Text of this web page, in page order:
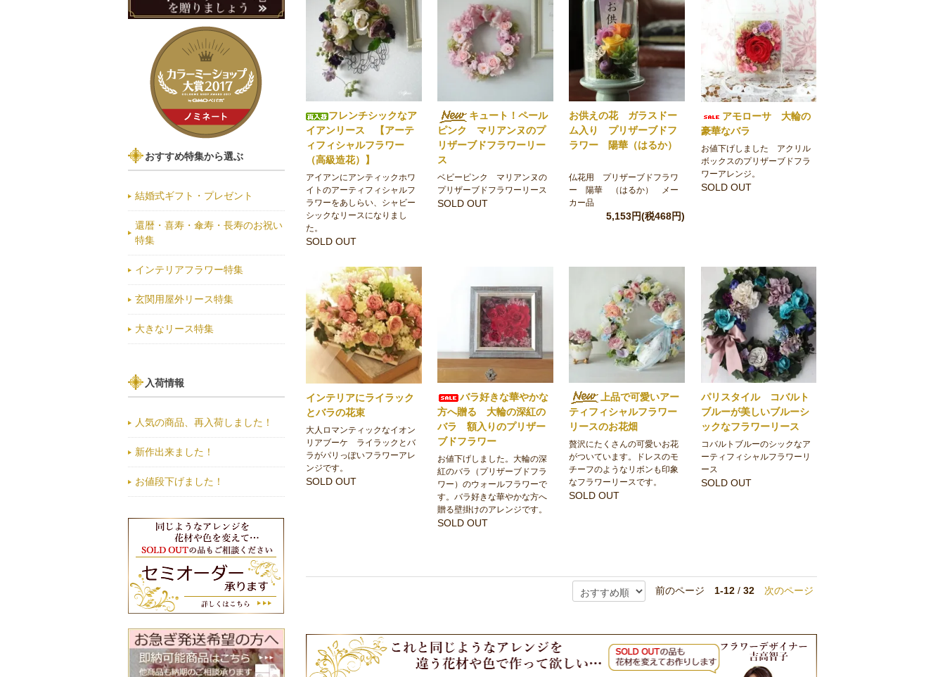
フレンチシックなア
イアンリース 【アーテ
ィフィシャルフラワー
（高級造花）】
アイアンにアンティックホワ
イトのアーティフィシャルフ
ラワーをあしらい、シャビー
シックなリースになりまし
た。
SOLD OUT
キュート！ペール
ピンク マリアンヌのプ
リザーブドフラワーリー
ス
ベビーピンク マリアンヌの
プリザーブドフラワーリース
SOLD OUT
お供えの花 ガラスドー
ム入り プリザーブドフ
ラワー 陽華（はるか）
仏花用 プリザーブドフラワ
ー 陽華 （はるか） メー
カー品
5,153円(税468円)
アモローサ 大輪の
豪華なバラ
お値下げしました アクリル
ボックスのプリザーブドフラ
ワーアレンジ。
SOLD OUT
インテリアにライラック
とバラの花束
大人ロマンティックなイオン
リアブーケ ライラックとバ
ラがパリっぽいフラワーアレ
ンジです。
SOLD OUT
バラ好きな華やかな
方へ贈る 大輪の深紅の
バラ 額入りのプリザー
ブドフラワー
お値下げしました。大輪の深
紅のバラ（プリザーブドフラ
ワー）のウォールフラワーで
す。バラ好きな華やかな方へ
贈る壁掛けのアレンジです。
SOLD OUT
上品で可愛いアー
ティフィシャルフラワー
リースのお花畑
贅沢にたくさんの可愛いお花
がついています。ドレスのモ
チーフのようなリボンも印象
なフラワーリースです。
SOLD OUT
パリスタイル コバルト
ブルーが美しいブルーシ
ックなフラワーリース
コバルトブルーのシックなア
ーティフィシャルフラワーリ
ース
SOLD OUT
前のページ 1-12 / 32 次のページ
おすすめ特集から選ぶ
結婚式ギフト・プレゼント
還暦・喜寿・傘寿・長寿のお祝い
特集
インテリアフラワー特集
玄関用屋外リース特集
大きなリース特集
入荷情報
人気の商品、再入荷しました！
新作出来ました！
お値段下げました！